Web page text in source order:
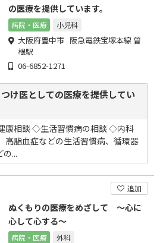
の医療を提供しています。
病院・医療 小児科
大阪府豊中市 阪急電鉄宝塚本線 曽
根駅
06-6852-1271
け医としての医療を提供してい
相談 ◇生活習慣病の相談 ◇内科
高脂血症などの生活習慣病、循環器
...
追加
ぬくもりの医療をめざして ～心に
心して心する～
病院・医療 外科